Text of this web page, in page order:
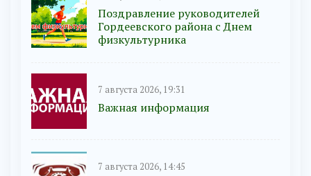
Поздравление руководителей
Гордеевского района с Днем
физкультурника
7 августа 2026, 19:31
Важная информация
7 августа 2026, 14:45